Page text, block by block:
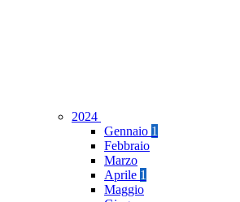
2024
Gennaio 1
Febbraio
Marzo
Aprile 1
Maggio